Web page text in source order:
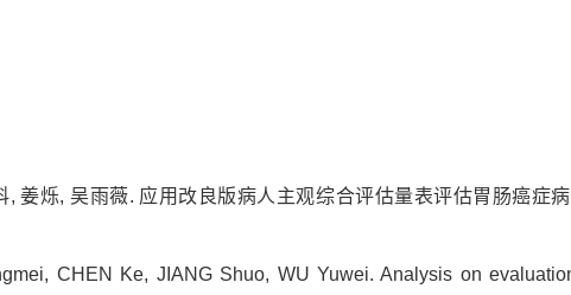
, 姜烁, 吴雨薇. 应用改良版病人主观综合评估量表评估胃肠癌症
CHEN Ke, JIANG Shuo, WU Yuwei. Analysis on